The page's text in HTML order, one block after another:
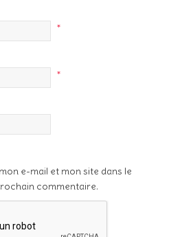
*
*
e-mail et mon site dans le
commentaire.